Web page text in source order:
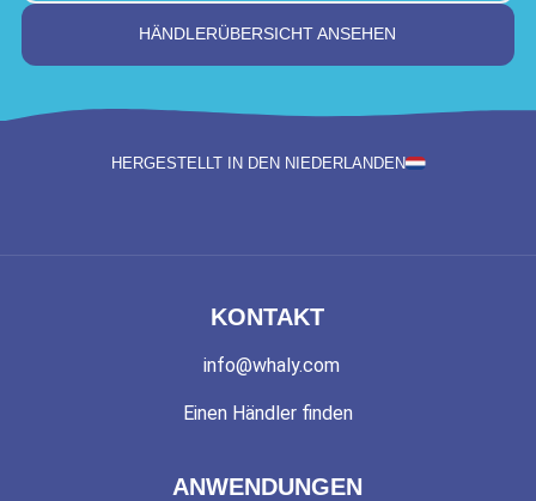
HÄNDLERÜBERSICHT ANSEHEN
HERGESTELLT IN DEN NIEDERLANDEN
KONTAKT
info@whaly.com
Einen Händler finden
ANWENDUNGEN